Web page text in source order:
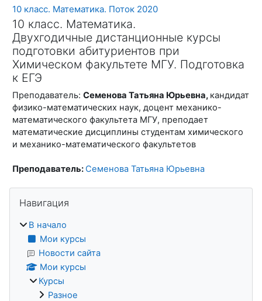
10 класс. Математика. Поток 2020
10 класс. Математика.
Двухгодичные дистанционные курсы
подготовки абитуриентов при
Химическом факультете МГУ. Подготовка
к ЕГЭ
Преподаватель: Семенова Татьяна Юрьевна, кандидат
физико-математических наук, доцент механико-
математического факультета МГУ, преподает
математические дисциплины студентам химического
и механико-математического факультетов
Преподаватель:Семенова Татьяна Юрьевна
Блоки
Навигация
В начало
Мои курсы
Новости сайта
Мои курсы
Курсы
Разное